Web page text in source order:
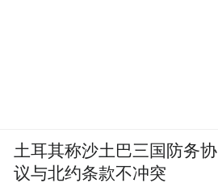
土耳其称沙土巴三国防务协
议与北约条款不冲突